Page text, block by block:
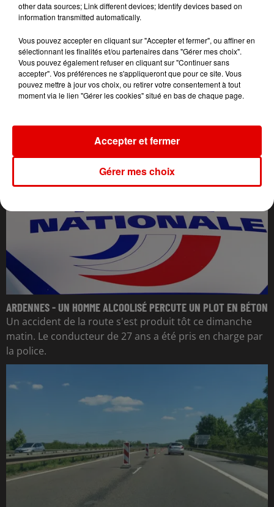
ARDENNES - UN HOMME ALCOOLISÉ PERCUTE UN PLOT EN BÉTON
Un accident de la route s'est produit tôt ce dimanche
matin. Le conducteur de 27 ans a été pris en charge par
la police.
other data sources; Link different devices; Identify devices based on
information transmitted automatically.
Vous pouvez accepter en cliquant sur "Accepter et fermer", ou affiner en
sélectionnant les finalités et/ou partenaires dans "Gérer mes choix".
Vous pouvez également refuser en cliquant sur "Continuer sans
accepter". Vos préférences ne s'appliqueront que pour ce site. Vous
pouvez mettre à jour vos choix, ou retirer votre consentement à tout
moment via le lien "Gérer les cookies" situé en bas de chaque page.
Gérer mes choix
Accepter et fermer